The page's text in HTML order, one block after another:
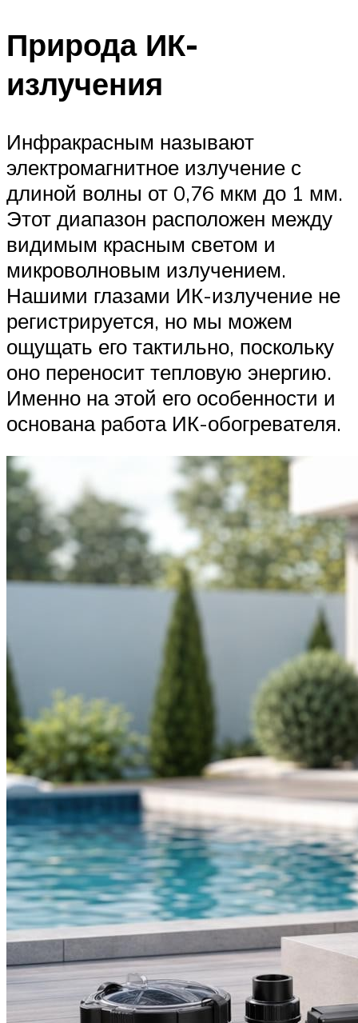
Природа ИК-
излучения
Инфракрасным называют
электромагнитное излучение с
длиной волны от 0,76 мкм до 1 мм.
Этот диапазон расположен между
видимым красным светом и
микроволновым излучением.
Нашими глазами ИК-излучение не
регистрируется, но мы можем
ощущать его тактильно, поскольку
оно переносит тепловую энергию.
Именно на этой его особенности и
основана работа ИК-обогревателя.